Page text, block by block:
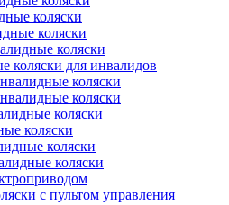
коляски
коляски
коляски
коляски для инвалидов
коляски
коляски
коляски
коляски
коляски
коляски
с пультом управления